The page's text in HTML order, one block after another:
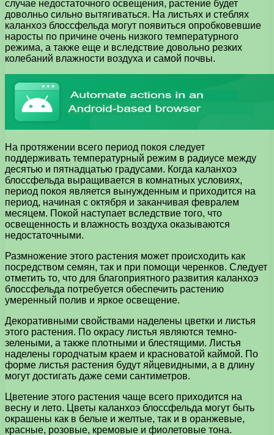
случае недостаточного освещения, растение будет
доволньо сильно вытягиваться. На листьях и стеблях
каланхоэ блоссфельда могут появиться опробковевшие
наросты по причине очень низкого температурного
режима, а также еще и вследствие довольно резких
колебаний влажности воздуха и самой почвы.
На протяжении всего период покоя следует
поддерживать температурный режим в радиусе между
десятью и пятнадцатью градусами. Когда каланхоэ
блоссфельда выращивается в комнатных условиях,
период покоя является вынужденным и приходится на
период, начиная с октября и заканчивая февралем
месяцем. Покой наступает вследствие того, что
освещенность и влажность воздуха оказываются
недостаточными.
Размножение этого растения может происходить как
посредством семян, так и при помощи черенков. Следует
отметить то, что для благоприятного развития каланхоэ
блоссфельда потребуется обеспечить растению
умеренный полив и яркое освещение.
Декоративными свойствами наделены цветки и листья
этого растения. По окрасу листья являются темно-
зелеными, а также плотными и блестящими. Листья
наделены городчатым краем и красноватой каймой. По
форме листья растения будут яйцевидными, а в длину
могут достигать даже семи сантиметров.
Цветение этого растения чаще всего приходится на
весну и лето. Цветы каланхоэ блоссфельда могут быть
окрашены как в белые и желтые, так и в оранжевые,
красные, розовые, кремовые и фиолетовые тона.